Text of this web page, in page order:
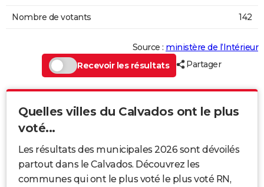
Nombre de votants 142
Source : ministère de l’Intérieur
Recevoir les résultats
Partager
Quelles villes du Calvados ont le plus
voté...
Les résultats des municipales 2026 sont dévoilés
partout dans le Calvados. Découvrez les
communes qui ont le plus voté le plus voté RN,